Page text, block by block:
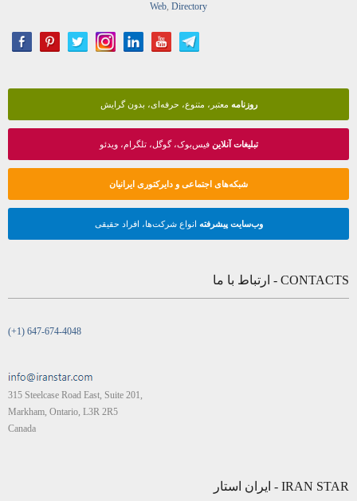
Web, Directory
روزنامه معتبر، متنوع، حرفه‌ای، بدون گرایش
تبلیغات آنلاینفیس‌بوک، گوگل، تلگرام، ویدئو
شبکه‌های اجتماعی و دایرکتوری ایرانیان
وب‌سایت پیشرفته انواع شرکت‌ها، افراد حقیقی
CONTACTS - ارتباط با ما
(+1) 647-674-4048
315 Steelcase Road East, Suite 201,
Markham, Ontario, L3R 2R5
Canada
IRAN STAR - ایران استار